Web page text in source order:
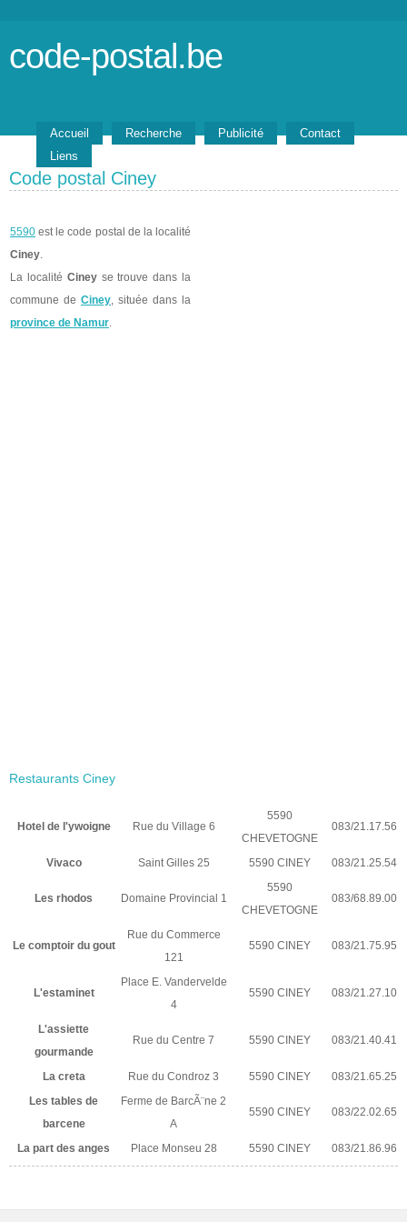
code-postal.be
Accueil Recherche Publicité
Contact
Liens
Code postal Ciney
5590 est le code postal de la localité
Ciney.
La localité Cineyse trouve dans la
commune de Ciney, située dans la
province de Namur.
Restaurants Ciney
Hotel de l'ywoigne Rue du Village 6
5590
CHEVETOGNE
083/21.17.56
Vivaco Saint Gilles 25 5590 CINEY 083/21.25.54
Les rhodos Domaine Provincial 1
5590
CHEVETOGNE
083/68.89.00
Le comptoir du gout
Rue du Commerce
121
5590 CINEY 083/21.75.95
L'estaminet
Place E. Vandervelde
4
5590 CINEY 083/21.27.10
L'assiette
gourmande
Rue du Centre 7 5590 CINEY 083/21.40.41
La creta Rue du Condroz 3 5590 CINEY
083/21.65.25
Les tables de
barcene
Ferme de BarcÃ¨ne 2
A
5590 CINEY 083/22.02.65
La part des anges Place Monseu 28 5590 CINEY 083/21.86.96